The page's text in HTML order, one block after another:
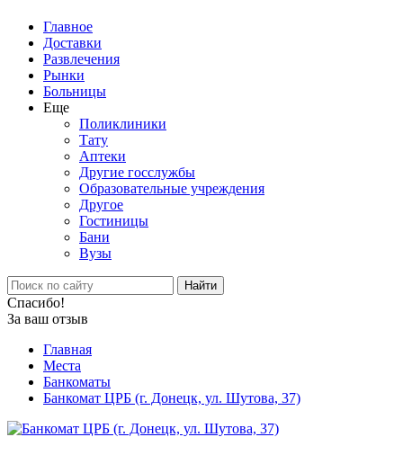
Главное
Доставки
Развлечения
Рынки
Больницы
Еще
Поликлиники
Тату
Аптеки
Другие госслужбы
Образовательные учреждения
Другое
Гостиницы
Бани
Вузы
Найти
Спасибо!
За ваш отзыв
Главная
Места
Банкоматы
Банкомат ЦРБ (г. Донецк, ул. Шутова, 37)